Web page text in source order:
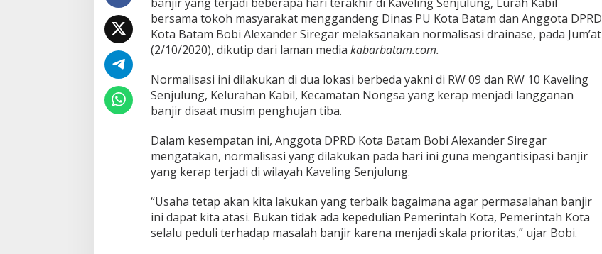
a
m
a
D
n
a
s
P
T
n
g
a
p
a
bersama tokoh masyarakat menggandeng Dinas PU Kota Batam dan Anggota DPRD
Kota Batam Bobi Alexander Siregar melaksanakan normalisasi drainase, pada Jum’at
(2/10/2020), dikutip dari laman media kabarbatam.com.
Normalisasi ini dilakukan di dua lokasi berbeda yakni di RW 09 dan RW 10 Kaveling
Senjulung, Kelurahan Kabil, Kecamatan Nongsa yang kerap menjadi langganan
banjir disaat musim penghujan tiba.
Dalam kesempatan ini, Anggota DPRD Kota Batam Bobi Alexander Siregar
mengatakan, normalisasi yang dilakukan pada hari ini guna mengantisipasi banjir
yang kerap terjadi di wilayah Kaveling Senjulung.
“Usaha tetap akan kita lakukan yang terbaik bagaimana agar permasalahan banjir
ini dapat kita atasi. Bukan tidak ada kepedulian Pemerintah Kota, Pemerintah Kota
selalu peduli terhadap masalah banjir karena menjadi skala prioritas,” ujar Bobi.